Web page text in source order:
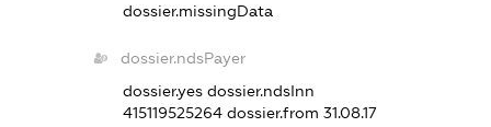
dossier.missingData
dossier.ndsPayer
dossier.yes dossier.ndsInn
415119525264 dossier.from 31.08.17